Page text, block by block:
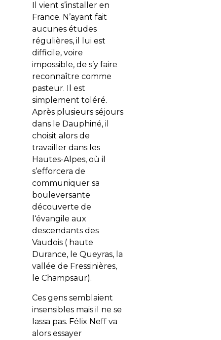
Il vient s’installer en
France. N’ayant fait
aucunes études
régulières, il lui est
difficile, voire
impossible, de s’y faire
reconnaître comme
pasteur. Il est
simplement toléré.
Après plusieurs séjours
dans le Dauphiné, il
choisit alors de
travailler dans les
Hautes-Alpes, où il
s’efforcera de
communiquer sa
bouleversante
découverte de
l‘évangile aux
descendants des
Vaudois ( haute
Durance, le Queyras, la
vallée de Fressinières,
le Champsaur).
Ces gens semblaient
insensibles mais il ne se
lassa pas. Félix Neff va
alors essayer